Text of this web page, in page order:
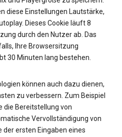
diese Einstellungen Lautstärke,
Dieses Cookie läuft 8
durch den Nutzer ab. Das
Ihre Browsersitzung
30 Minuten lang bestehen.
können auch dazu dienen,
zu verbessern. Zum Beispiel
die Bereitstellung von
Vervollständigung von
ersten Eingaben eines